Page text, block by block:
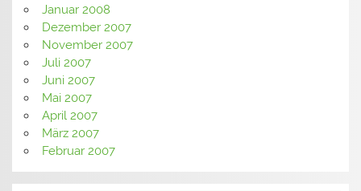
Januar 2008
Dezember 2007
November 2007
Juli 2007
Juni 2007
Mai 2007
April 2007
März 2007
Februar 2007